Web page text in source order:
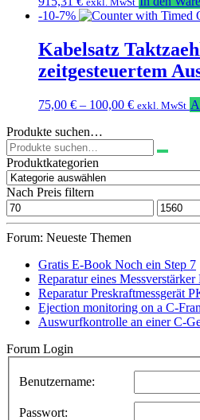
-10-7%
Kabelsatz
zeitgesteuertem
75,00 € – 100,00 € exkl. MwSt
Produkte suchen…
Suchen
nach:
Produktkategorien
Nach Preis filtern
Min.
Preis
Max.
Preis
Forum: Neueste Themen
Gratis E-Book Noch ein Step 7
Reparatur eines
Reparatur Preskraftmessgerät
Ejection monitoring on a C-
Auswurfkontrolle an einer C-
Forum Login
Benutzername:
Passwort: